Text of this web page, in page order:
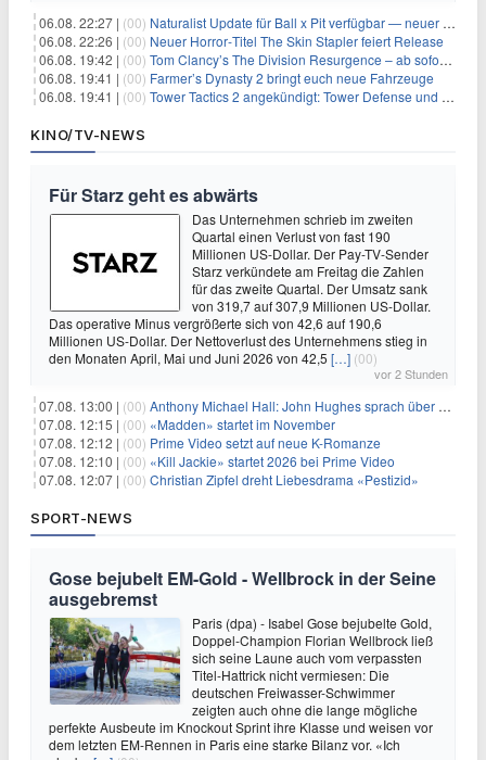
06.08. 22:27 | (00) Naturalist Update für Ball x Pit verfügbar — neuer Content auf allen Plattformen
06.08. 22:26 | (00) Neuer Horror‑Titel The Skin Stapler feiert Release
06.08. 19:42 | (00) Tom Clancy’s The Division Resurgence – ab sofort für euch verfügbar
06.08. 19:41 | (00) Farmer’s Dynasty 2 bringt euch neue Fahrzeuge
06.08. 19:41 | (00) Tower Tactics 2 angekündigt: Tower Defense und Deckbuilding Kombo kehrt zurück
KINO/TV-NEWS
Für Starz geht es abwärts
Das Unternehmen schrieb im zweiten
Quartal einen Verlust von fast 190
Millionen US-Dollar. Der Pay-TV-Sender
Starz verkündete am Freitag die Zahlen
für das zweite Quartal. Der Umsatz sank
von 319,7 auf 307,9 Millionen US-Dollar.
Das operative Minus vergrößerte sich von 42,6 auf 190,6
Millionen US-Dollar. Der Nettoverlust des Unternehmens stieg in
den Monaten April, Mai und Juni 2026 von 42,5 […] (00)
vor 2 Stunden
07.08. 13:00 | (00) Anthony Michael Hall: John Hughes sprach über eine Fortsetzung von 'The Breakfast Club'
07.08. 12:15 | (00) «Madden» startet im November
07.08. 12:12 | (00) Prime Video setzt auf neue K-Romanze
07.08. 12:10 | (00) «Kill Jackie» startet 2026 bei Prime Video
07.08. 12:07 | (00) Christian Zipfel dreht Liebesdrama «Pestizid»
SPORT-NEWS
Gose bejubelt EM-Gold - Wellbrock in der Seine
ausgebremst
Paris (dpa) - Isabel Gose bejubelte Gold,
Doppel-Champion Florian Wellbrock ließ
sich seine Laune auch vom verpassten
Titel-Hattrick nicht vermiesen: Die
deutschen Freiwasser-Schwimmer
zeigten auch ohne die lange mögliche
perfekte Ausbeute im Knockout Sprint ihre Klasse und weisen vor
dem letzten EM-Rennen in Paris eine starke Bilanz vor. «Ich